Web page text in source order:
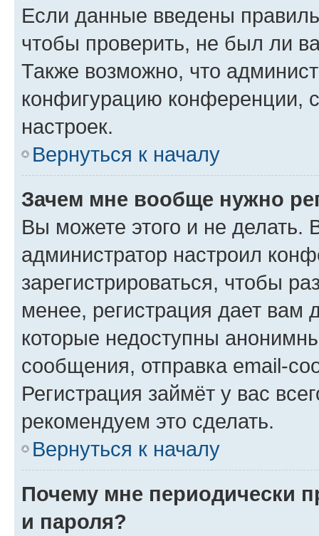
Если данные введены
чтобы проверить, не был ли
Также возможно, что
конфигурацию конференции,
настроек.
Вернуться к началу
Зачем мне вообще нужно
Вы можете этого и не делать.
администратор настроил
зарегистрироваться, чтобы
менее, регистрация дает вам
которые недоступны
сообщения, отправка email-
Регистрация займёт у вас
рекомендуем это сделать.
Вернуться к началу
Почему мне периодически
и пароля?